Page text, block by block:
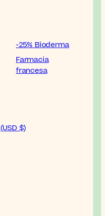
-25% Bioderma
Farmacia
francesa
(USD $)